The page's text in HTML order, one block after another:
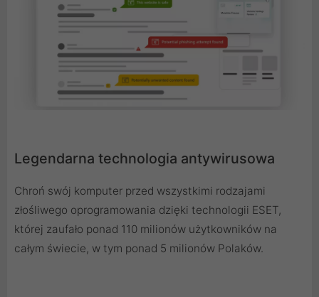
Legendarna technologia antywirusowa
Chroń swój komputer przed wszystkimi rodzajami
złośliwego oprogramowania dzięki technologii ESET,
której zaufało ponad 110 milionów użytkowników na
całym świecie, w tym ponad 5 milionów Polaków.